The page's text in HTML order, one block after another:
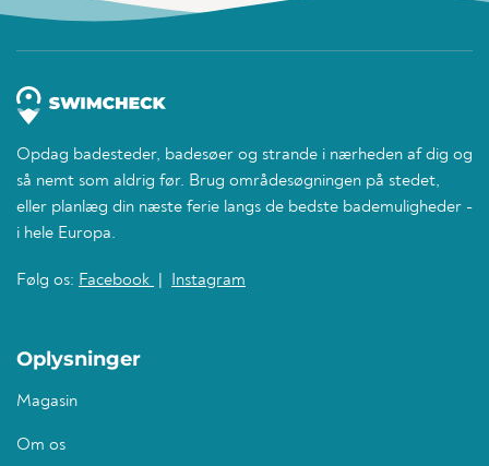
Opdag badesteder, badesøer og strande i nærheden af dig og
så nemt som aldrig før. Brug områdesøgningen på stedet,
eller planlæg din næste ferie langs de bedste bademuligheder -
i hele Europa.
Følg os: Facebook Instagram
Oplysninger
Magasin
Om os